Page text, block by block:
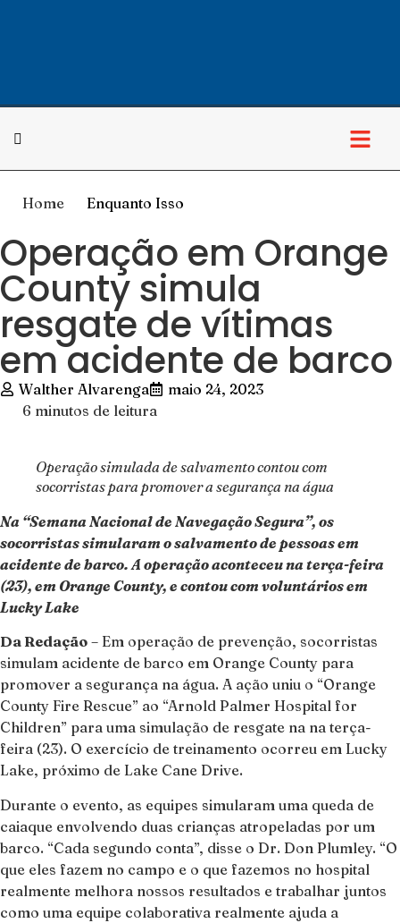
Home Enquanto Isso
Operação em Orange
County simula
resgate de vítimas
em acidente de barco
Walther Alvarenga
maio 24, 2023
6 minutos de leitura
Operação simulada de salvamento contou com
socorristas para promover a segurança na água
Na “Semana Nacional de Navegação Segura”, os
socorristas simularam o salvamento de pessoas em
acidente de barco. A operação aconteceu na terça-feira
(23), em Orange County, e contou com voluntários em
Lucky Lake
Da Redação – Em operação de prevenção, socorristas
simulam acidente de barco em Orange County para
promover a segurança na água. A ação uniu o “Orange
County Fire Rescue” ao “Arnold Palmer Hospital for
Children” para uma simulação de resgate na na terça-
feira (23). O exercício de treinamento ocorreu em Lucky
Lake, próximo de Lake Cane Drive.
Durante o evento, as equipes simularam uma queda de
caiaque envolvendo duas crianças atropeladas por um
barco. “Cada segundo conta”, disse o Dr. Don Plumley. “O
que eles fazem no campo e o que fazemos no hospital
realmente melhora nossos resultados e trabalhar juntos
como uma equipe colaborativa realmente ajuda a